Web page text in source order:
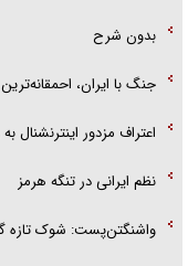
بدون شرح
جنگ با ایران،
اعتراف مزدور اینترنشنال به واقعیتی
نظم ایرانی در تنگه هرمز
واشنگتن‌پست: شوک تازه